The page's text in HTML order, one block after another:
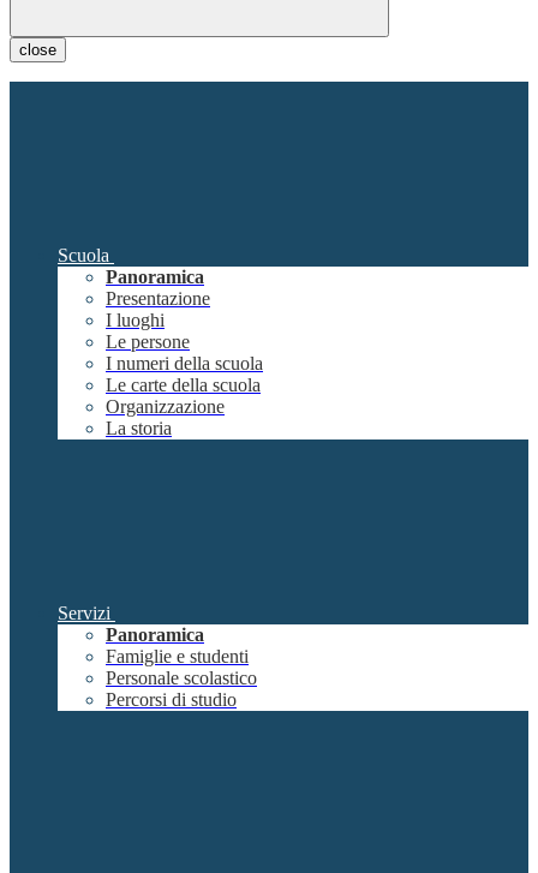
close
Scuola
Panoramica
Presentazione
I luoghi
Le persone
I numeri della scuola
Le carte della scuola
Organizzazione
La storia
Servizi
Panoramica
Famiglie e studenti
Personale scolastico
Percorsi di studio